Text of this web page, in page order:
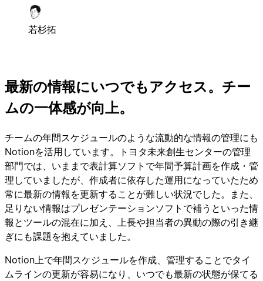
若杉拓
最新の情報にいつでもアクセス。チー
ムの一体感が向上。
チームの年間スケジュールのような流動的な情報の管理にも
Notionを活用しています。トヨタ未来創生センターの管理
部門では、いままで表計算ソフトで年間予算計画を作成・管
理していましたが、作成者に依存した運用になっていたため
常に最新の情報を更新することが難しい状況でした。また、
足りない情報はプレゼンテーションソフトで補うといった情
報とツールの混在に加え、上長や担当者の異動の際の引き継
ぎにも課題を抱えていました。
Notion上で年間スケジュールを作成、管理することでタイ
ムラインの更新が容易になり、いつでも最新の状態が保てる